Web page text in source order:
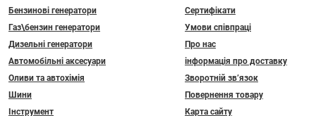
Бензинові генератори
Газ\бензин генератори
Дизельні генератори
Автомобільні аксесуари
Оливи та автохімія
Шини
Інструмент
Сертифікати
Умови співпраці
Про нас
інформація про доставку
Зворотній зв’язок
Повернення товару
Карта сайту